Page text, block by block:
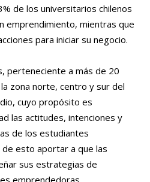
de los universitarios chilenos
emprendimiento, mientras que
para iniciar su negocio.
perteneciente a más de 20
zona norte, centro y sur del
cuyo propósito es
las actitudes, intenciones y
de los estudiantes
esto aportar a que las
sus estrategias de